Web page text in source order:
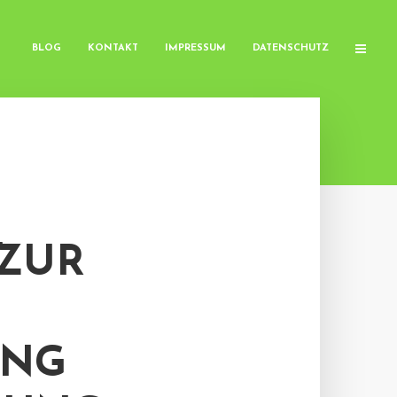
BLOG KONTAKT IMPRESSUM DATENSCHUTZ